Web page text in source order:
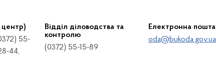
центр)
55-
44,
Відділ діловодства та
контролю
(0372) 55-15-89
Електронна пошта
oda@bukoda.gov.ua